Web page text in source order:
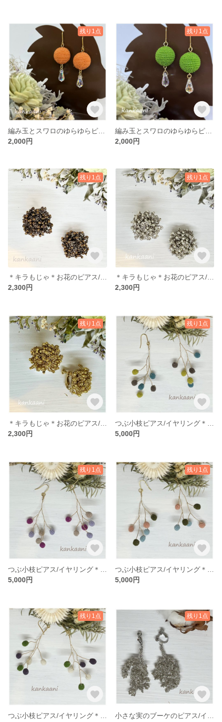
残り1点
2,000円
残り1点
2,000円
残り1点
2,300円
残り1点
2,300円
残り1点
2,300円
残り1点
5,000円
残り1点
5,000円
残り1点
5,000円
残り1点 残り1点